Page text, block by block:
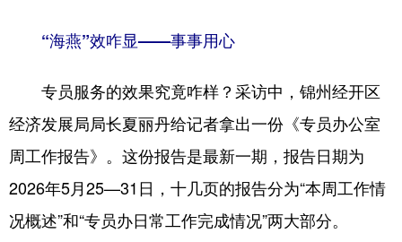
“海燕”效咋显——事事用心
专员服务的效果究竟咋样？采访中，锦州经开区
经济发展局局长夏丽丹给记者拿出一份《专员办公室
周工作报告》。这份报告是最新一期，报告日期为
2026年5月25—31日，十几页的报告分为“本周工作情
况概述”和“专员办日常工作完成情况”两大部分。